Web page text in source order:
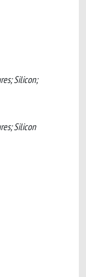
Silicon;
Silicon